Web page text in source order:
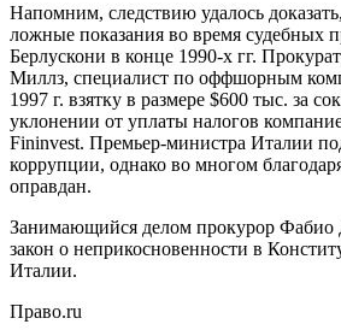
Напомним, следствию удалось
ложные показания во время судебных
Берлускони в конце 1990-х гг.
Миллз, специалист по оффшорным
1997 г. взятку в размере $600 тыс. за
уклонении от уплаты налогов
Fininvest. Премьер-министра Италии
коррупции, однако во многом
оправдан.
Занимающийся делом прокурор Фабио
закон о неприкосновенности в
Италии.
Право.ru